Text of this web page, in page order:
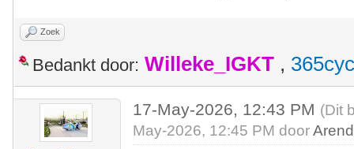
Zoek
Bedankt door: Willeke_IGKT ,
17-May-2026, 12:43 PM (Dit
May-2026, 12:45 PM door